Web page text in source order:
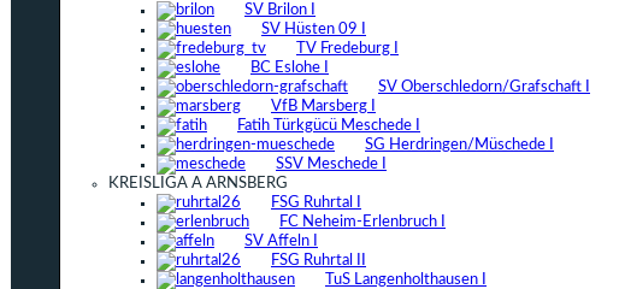
SV Brilon I
SV Hüsten 09 I
TV Fredeburg I
BC Eslohe I
SV Oberschledorn/Grafschaft I
VfB Marsberg I
Fatih Türkgücü Meschede I
SG Herdringen/Müschede I
SSV Meschede I
KREISLIGA A ARNSBERG
FSG Ruhrtal I
FC Neheim-Erlenbruch I
SV Affeln I
FSG Ruhrtal II
TuS Langenholthausen I